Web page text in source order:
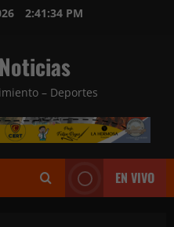
2:41:35 PM
– Deportes
EN VIVO